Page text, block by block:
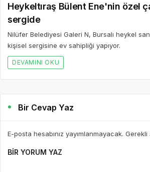
Heykeltıraş Bülent Ene'nin özel
sergide
Nilüfer Belediyesi Galeri N, Bursalı heykel
kişisel sergisine ev sahipliği yapıyor.
DEVAMINI OKU
Bir Cevap Yaz
E-posta hesabınız yayımlanmayacak.
BIR YORUM YAZ